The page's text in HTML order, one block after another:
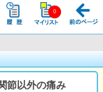
節以外の痛み